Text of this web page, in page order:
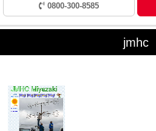
0800-300-8585
jmhc